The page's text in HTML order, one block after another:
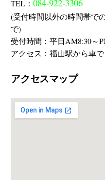
TEL：084-922-3306
(受付時間以外の時間帯で
で)
受付時間：平日AM8:30～
アクセス：福山駅から車で
アクセスマップ